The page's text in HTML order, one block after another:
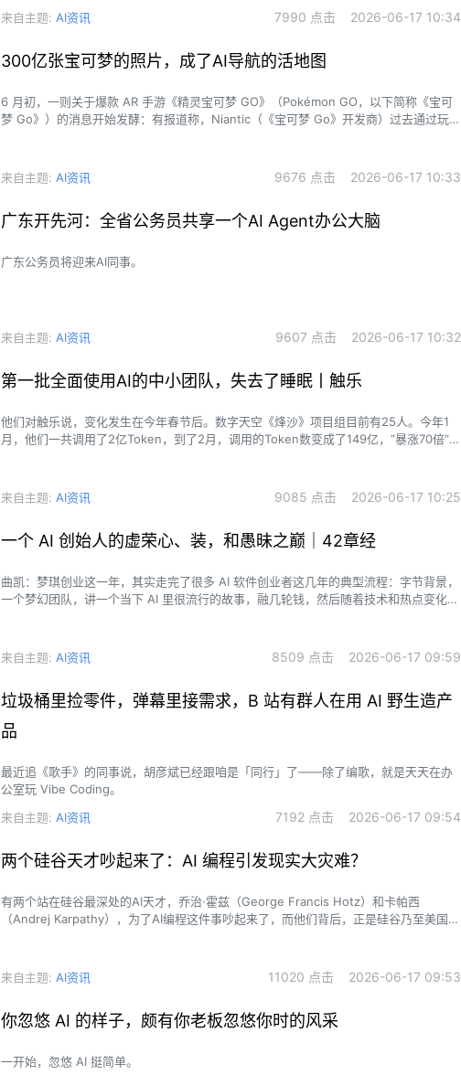
来自主题: AI资讯 7990 点击 2026-06-17 10:34
300亿张宝可梦的照片，成了AI导航的活地图
6 月初，一则关于爆款 AR 手游《精灵宝可梦 GO》（Pokémon GO，以下简称《宝可
梦 Go》）的消息开始发酵：有报道称，Niantic（《宝可梦 Go》开发商）过去通过玩家
来自主题: AI资讯 9676 点击 2026-06-17 10:33
广东开先河：全省公务员共享一个AI Agent办公大脑
广东公务员将迎来AI同事。
来自主题: AI资讯 9607 点击 2026-06-17 10:32
第一批全面使用AI的中小团队，失去了睡眠丨触乐
他们对触乐说，变化发生在今年春节后。数字天空《烽沙》项目组目前有25人。今年1
月，他们一共调用了2亿Token，到了2月，调用的Token数变成了149亿，“暴涨70倍”。
AI，我们都不会编程了，手动敲（代码）太慢了。”
来自主题: AI资讯 9085 点击 2026-06-17 10:25
一个 AI 创始人的虚荣心、装，和愚昧之巅｜42章经
曲凯：梦琪创业这一年，其实走完了很多 AI 软件创业者这几年的典型流程：字节背景，
一个梦幻团队，讲一个当下 AI 里很流行的故事，融几轮钱，然后随着技术和热点变化
来自主题: AI资讯 8509 点击 2026-06-17 09:59
垃圾桶里捡零件，弹幕里接需求，B 站有群人在用 AI 野生造产
品
最近追《歌手》的同事说，胡彦斌已经跟咱是「同行」了——除了编歌，就是天天在办
公室玩 Vibe Coding。
来自主题: AI资讯 7192 点击 2026-06-17 09:54
两个硅谷天才吵起来了：AI 编程引发现实大灾难？
有两个站在硅谷最深处的AI天才，乔治·霍兹（George Francis Hotz）和卡帕西
（Andrej Karpathy），为了AI编程这件事吵起来了，而他们背后，正是硅谷乃至美国AI
来自主题: AI资讯 11020 点击 2026-06-17 09:53
你忽悠 AI 的样子，颇有你老板忽悠你时的风采
一开始，忽悠 AI 挺简单。